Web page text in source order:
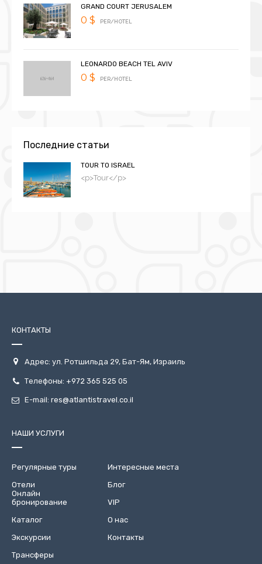
GRAND COURT JERUSALEM
0 $ PER/HOTEL
LEONARDO BEACH TEL AVIV
0 $ PER/HOTEL
Последние статьи
TOUR TO ISRAEL
<p>Tour</p>
КОНТАКТЫ
Адрес: ул. Ротшильда 29, Бат-Ям, Израиль
Телефоны: +972 365 525 05
E-mail: res@atlantistravel.co.il
НАШИ УСЛУГИ
Регулярные туры
Отели
Онлайн
бронирование
Каталог
Экскурсии
Трансферы
Интересные места
Блог
VIP
О нас
Контакты